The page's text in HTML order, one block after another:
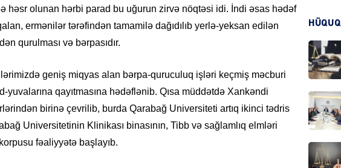
həsr olunan hərbi parad bu uğurun zirvə nöqtəsi idi. İndi əsas hədəf
ermənilər tərəfindən tamamilə dağıdılıb yerlə-yeksan edilən
qurulması və bərpasıdır.
geniş miqyas alan bərpa-quruculuq işləri keçmiş məcburi
yuvalarına qayıtmasına hədəflənib. Qısa müddətdə Xankəndi
birinə çevrilib, burda Qarabağ Universiteti artıq ikinci tədris
Universitetinin Klinikası binasının, Tibb və sağlamlıq elmləri
fəaliyyətə başlayıb.
HADISƏ
HÜQUQ